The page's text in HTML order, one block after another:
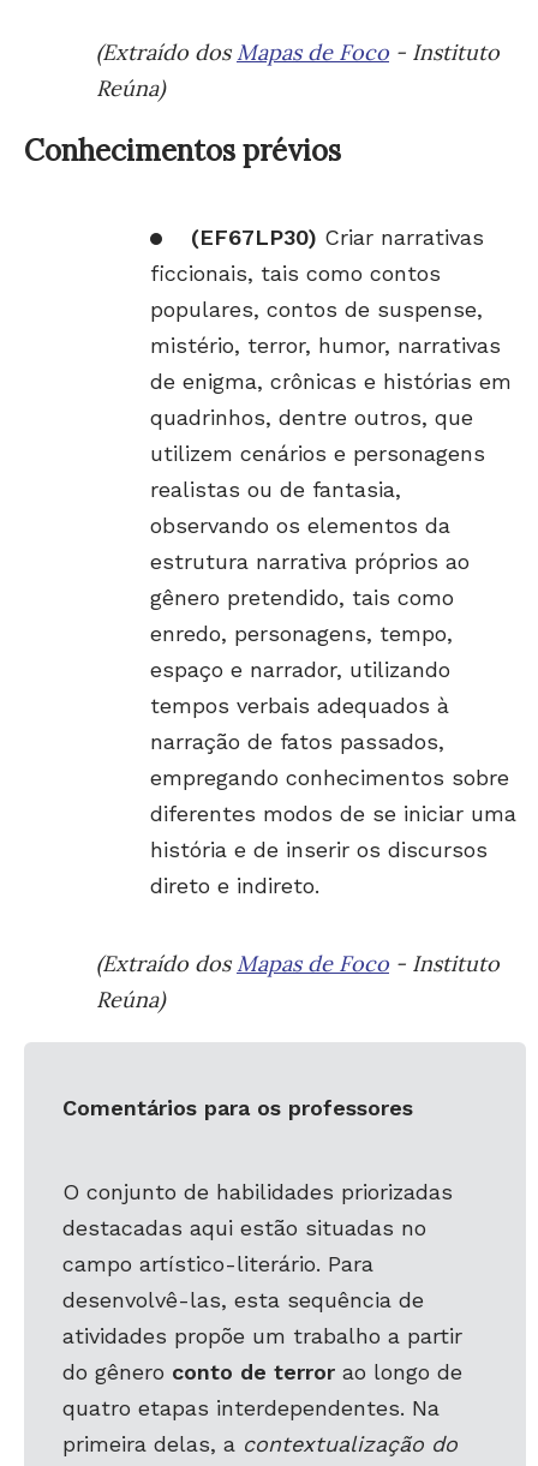
(Extraído dos Mapas de Foco - Instituto
Reúna)
Conhecimentos prévios
(EF67LP30) Criar narrativas
ficcionais, tais como contos
populares, contos de suspense,
mistério, terror, humor, narrativas
de enigma, crônicas e histórias em
quadrinhos, dentre outros, que
utilizem cenários e personagens
realistas ou de fantasia,
observando os elementos da
estrutura narrativa próprios ao
gênero pretendido, tais como
enredo, personagens, tempo,
espaço e narrador, utilizando
tempos verbais adequados à
narração de fatos passados,
empregando conhecimentos sobre
diferentes modos de se iniciar uma
história e de inserir os discursos
direto e indireto.
(Extraído dos Mapas de Foco - Instituto
Reúna)
Comentários para os professores
O conjunto de habilidades priorizadas
destacadas aqui estão situadas no
campo artístico-literário. Para
desenvolvê-las, esta sequência de
atividades propõe um trabalho a partir
do gênero conto de terror ao longo de
quatro etapas interdependentes. Na
primeira delas, a contextualização do